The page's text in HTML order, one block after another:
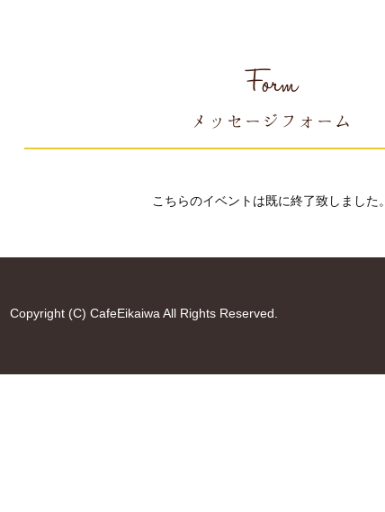
Form
メッセージフォーム
こちらのイベントは既に終了致しました。
Copyright (C) CafeEikaiwa All Rights Reserved.